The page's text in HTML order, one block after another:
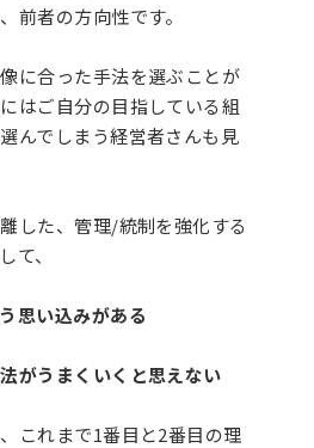
前者の方向性です。
に合った手法を選ぶことが
はご自分の目指している組
んでしまう経営者さんも見
した、管理/統制を強化する
て、
思い込みがある
がうまくいくと思えない
これまで1番目と2番目の理